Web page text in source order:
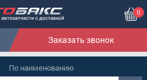
0
Заказать звонок
По наименованию